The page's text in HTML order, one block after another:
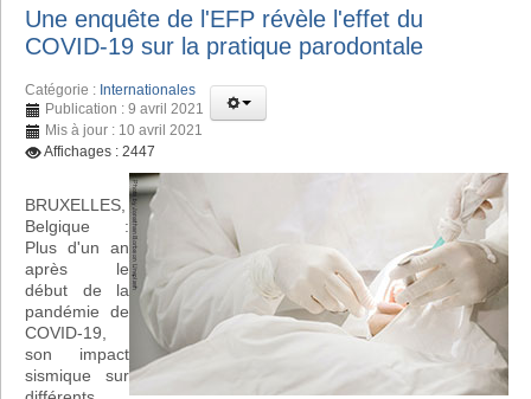
Une enquête de l'EFP révèle l'effet du
COVID-19 sur la pratique parodontale
Catégorie : Internationales
Publication : 9 avril 2021
Mis à jour : 10 avril 2021
Affichages : 2447
BRUXELLES,
Belgique :
Plus d'un an
après le
début de la
pandémie de
COVID-19,
son impact
sismique sur